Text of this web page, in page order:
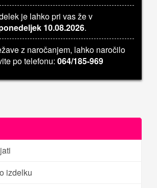
je lahko pri vas že v
10.08.2026.
z naročanjem, lahko naročilo
po telefonu: 064/185-969
izdelku